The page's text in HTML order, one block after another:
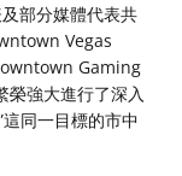
部分媒體代表共
Vegas
Gaming
強大進行了深入
同一目標的市中